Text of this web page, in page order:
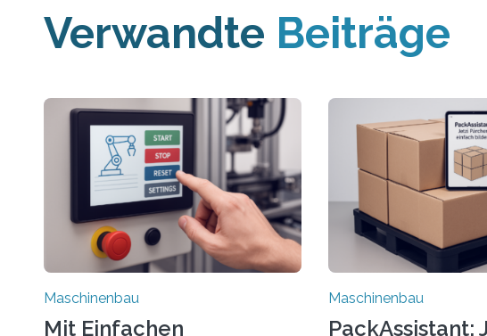
Verwandte Beiträge
Maschinenbau
Mit Einfachen
Maschinenbau
PackAssistant: